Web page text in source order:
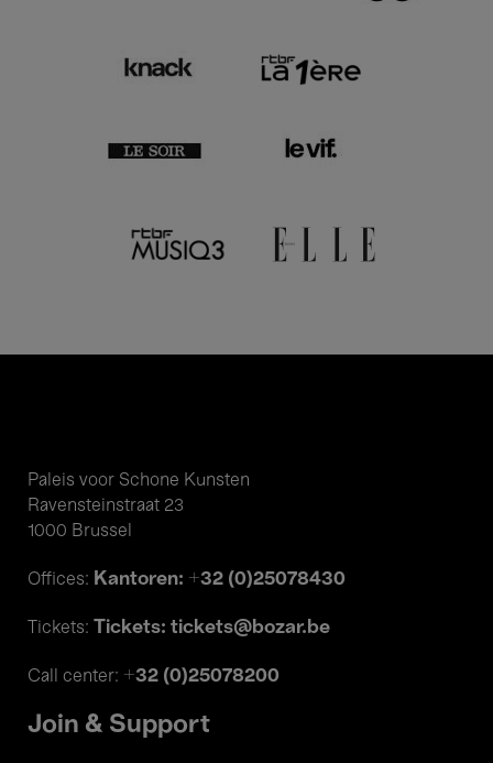
Paleis voor Schone Kunsten
Ravensteinstraat 23
1000 Brussel
Offices: Kantoren: +32 (0)25078430
Tickets: Tickets: tickets@bozar.be
Call center: +32 (0)25078200
Join & Support